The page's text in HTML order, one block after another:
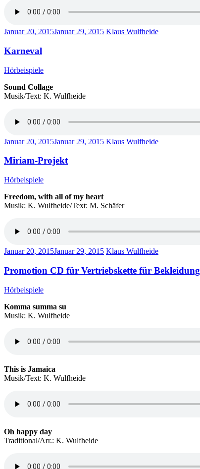
Januar 20, 2015Januar 29, 2015 Klaus Wulfheide
Karneval
Hörbeispiele
Sound Collage
Musik/Text: K. Wulfheide
Januar 20, 2015Januar 29, 2015 Klaus Wulfheide
Miriam-Projekt
Hörbeispiele
Freedom, with all of my heart
Musik: K. Wulfheide/Text: M. Schäfer
Januar 20, 2015Januar 29, 2015 Klaus Wulfheide
Promotion CD für Vertriebskette für Bekleidung
Hörbeispiele
Komma summa su
Musik: K. Wulfheide
This is Jamaica
Musik/Text: K. Wulfheide
Oh happy day
Traditional/Arr.: K. Wulfheide